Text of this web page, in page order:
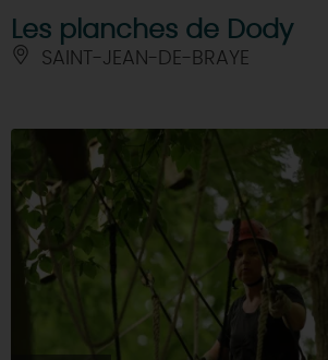
Les planches de Dody
SAINT-JEAN-DE-BRAYE